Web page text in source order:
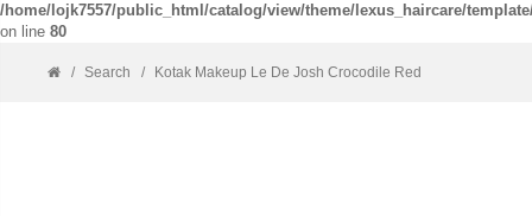
/home/lojk7557/public_html/catalog/view/theme/lexus_haircare/
on line 80
Search Kotak Makeup Le De Josh Crocodile Red